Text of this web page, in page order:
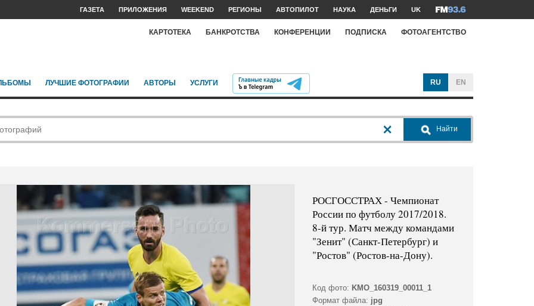
ГАЗЕТА ПРИЛОЖЕНИЯ WEEKEND РЕГИОНЫ АВТОПИЛОТ НАУКА ДЕНЬГИ UK
КАРТОТЕКА БАНКРОТСТВА КОНФЕРЕНЦИИ ПОДПИСКА ФОТОАГЕНТСТВО
ЛУЧШИЕ ФОТОГРАФИИ АВТОРЫ УСЛУГИ RU EN
Найти
РОСГОССТРАХ - Чемпионат
России по футболу 2017/2018.
8-й тур. Матч между командами
"Зенит" (Санкт-Петербург) и
"Ростов" (Ростов-на-Дону).
Код фото: KMO_160319_00011_1
Формат файла: jpg